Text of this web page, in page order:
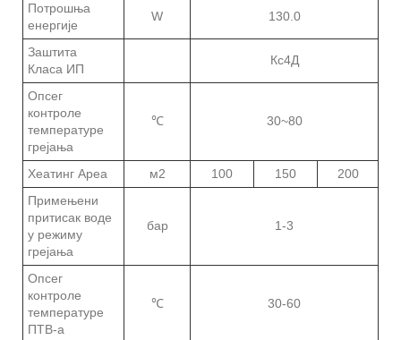
Потрошња
енергије
W 130.0
Заштита
Класа ИП
Кс4Д
Опсег
контроле
температуре
грејања
℃ 30~80
Хеатинг Ареа м2 100 150
200
Примењени
притисак воде
у режиму
грејања
бар 1-3
Опсег
контроле
температуре
ПТВ-а
℃ 30-60